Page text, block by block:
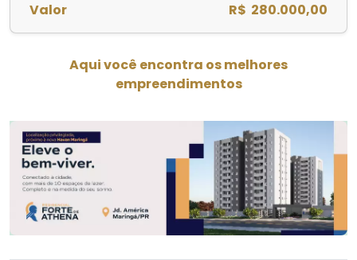
Valor R$ 280.000,00
Aqui você encontra os melhores
empreendimentos